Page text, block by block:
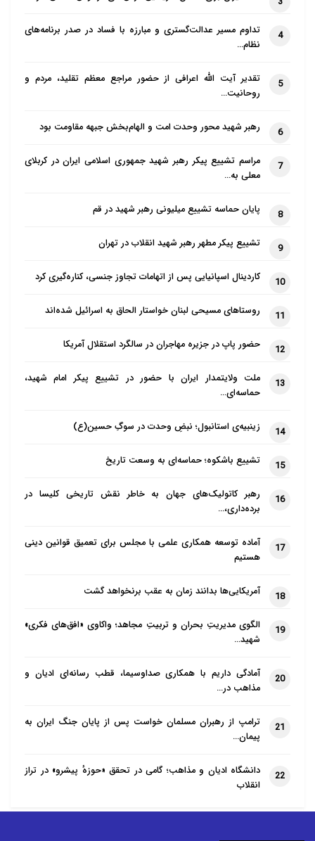
4
تداوم مسیر عدالت‌گستری و مبارزه با فساد در صدر برنامه‌های
نظام…
5
تقدیر آیت الله اعرافی از حضور مراجع معظم تقلید، مردم و
روحانیت…
6 رهبر شهید محور وحدت امت و الهام‌بخش جبهه مقاومت بود
7
مراسم تشییع پیکر رهبر شهید جمهوری اسلامی ایران در کربلای
معلی به…
8 پایان حماسه تشییع میلیونی رهبر شهید در قم
9 تشییع پیکر مطهر رهبر شهید انقلاب در تهران
10 کاردینال اسپانیایی پس از اتهامات تجاوز جنسی، کناره‌گیری کرد
11 روستاهای مسیحی لبنان خواستار الحاق به اسرائیل شده‌اند
12 حضور پاپ در جزیره مهاجران در سالگرد استقلال آمریکا
13
ملت ولایتمدار ایران با حضور در تشییع پیکر امام شهید،
حماسه‌ای…
14 زینبیه‌ی استانبول؛ نبضِ وحدت در سوگِ حسین(ع)
15 تشییع باشکوه؛ حماسه‌ای به وسعت تاریخ
16
رهبر کاتولیک‌های جهان به خاطر نقش تاریخی کلیسا در
برده‌داری،…
17
آماده توسعه همکاری علمی با مجلس برای تعمیق قوانین دینی
هستیم
18 آمریکایی‌ها بدانند زمان به عقب برنخواهد گشت
19
الگوی مدیریتِ بحران و تربیتِ مجاهد؛ واکاوی «افق‌های فکری»
شهید…
20
آمادگی داریم با همکاری صداوسیما، قطب رسانه‌ای ادیان و
مذاهب در…
21
ترامپ از رهبران مسلمان خواست پس از پایان جنگ ایران به
پیمان…
22
دانشگاه ادیان و مذاهب؛ گامی در تحقق «حوزهٔ پیشرو» در تراز
انقلاب